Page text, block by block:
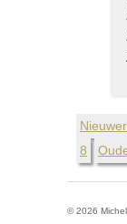
8
© 2026